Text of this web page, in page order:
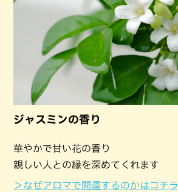
ジャスミンの香り
華やかで甘い花の香り
親しい人との縁を深めてくれます
＞なぜアロマで開運するのかはコチラ